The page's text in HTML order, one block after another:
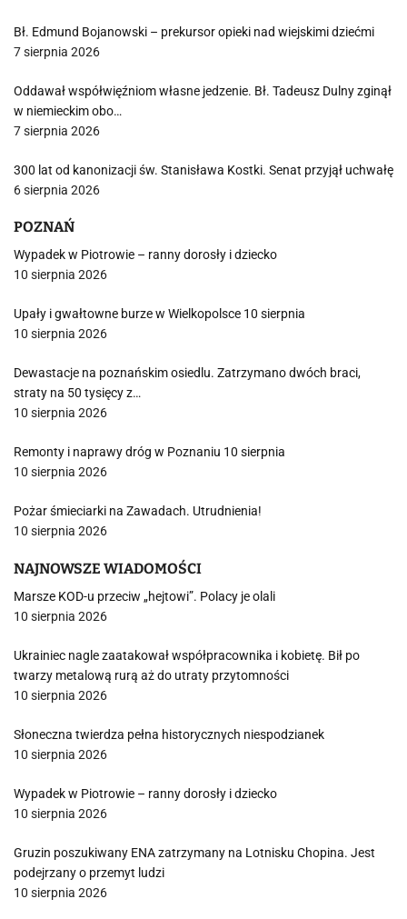
Bł. Edmund Bojanowski – prekursor opieki nad wiejskimi dziećmi
7 sierpnia 2026
Oddawał współwięźniom własne jedzenie. Bł. Tadeusz Dulny zginął
w niemieckim obo…
7 sierpnia 2026
300 lat od kanonizacji św. Stanisława Kostki. Senat przyjął uchwałę
6 sierpnia 2026
POZNAŃ
Wypadek w Piotrowie – ranny dorosły i dziecko
10 sierpnia 2026
Upały i gwałtowne burze w Wielkopolsce 10 sierpnia
10 sierpnia 2026
Dewastacje na poznańskim osiedlu. Zatrzymano dwóch braci,
straty na 50 tysięcy z…
10 sierpnia 2026
Remonty i naprawy dróg w Poznaniu 10 sierpnia
10 sierpnia 2026
Pożar śmieciarki na Zawadach. Utrudnienia!
10 sierpnia 2026
NAJNOWSZE WIADOMOŚCI
Marsze KOD-u przeciw „hejtowi”. Polacy je olali
10 sierpnia 2026
Ukrainiec nagle zaatakował współpracownika i kobietę. Bił po
twarzy metalową rurą aż do utraty przytomności
10 sierpnia 2026
Słoneczna twierdza pełna historycznych niespodzianek
10 sierpnia 2026
Wypadek w Piotrowie – ranny dorosły i dziecko
10 sierpnia 2026
Gruzin poszukiwany ENA zatrzymany na Lotnisku Chopina. Jest
podejrzany o przemyt ludzi
10 sierpnia 2026